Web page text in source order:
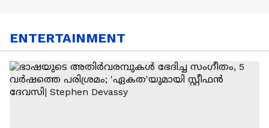
ENTERTAINMENT